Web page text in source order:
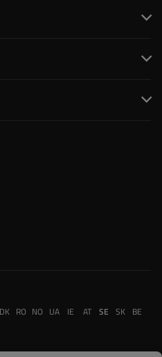
DK RO NO UA IE AT SE SK BE